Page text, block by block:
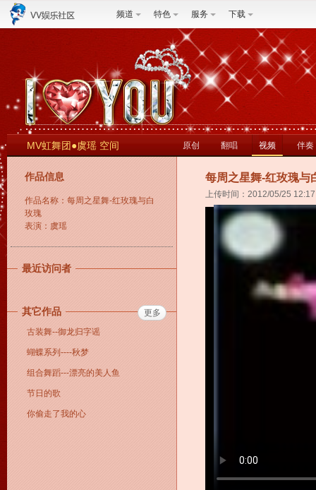
频道 特色 服务 下载
MV虹舞团●虞瑶 空间 原创 翻唱 视频 伴奏
作品信息
作品名称：每周之星舞-红玫瑰与白
玫瑰
表演：虞瑶
最近访问者
其它作品
更多
古装舞--御龙归字谣
蝴蝶系列----秋梦
组合舞蹈---漂亮的美人鱼
节日的歌
你偷走了我的心
每周之星舞-红玫瑰与
上传时间：2012/05/25 12:17